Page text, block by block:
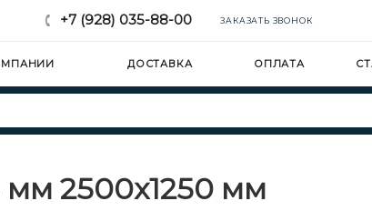
+7 (928) 035-88-00 ЗАКАЗАТЬ ЗВОНОК
ДОСТАВКА ОПЛАТА
2500х1250 мм